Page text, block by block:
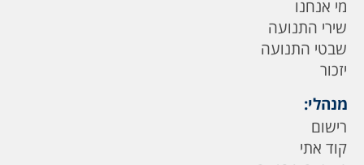
מי אנחנו
שירי התנועה
שבטי התנועה
יזכור
מנהלי:
רישום
קוד אתי